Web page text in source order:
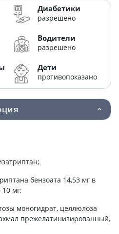
Диабетики
разрешено
Водители
разрешено
Дети
противопоказано
бензоата 14,53 мг в
мг;
моногидрат, целлюлоза
прежелатинизированный,